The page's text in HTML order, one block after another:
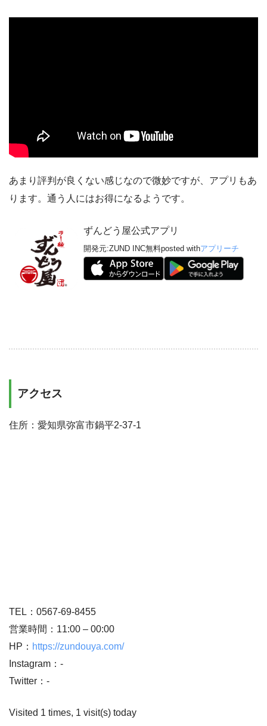
あまり評判が良くない感じなので微妙ですが、アプリもあ
ります。通う人にはお得になるようです。
ずんどう屋公式アプリ
開発元:ZUND INC無料posted withアプリーチ
アクセス
住所：愛知県弥富市鍋平2-37-1
TEL：0567-69-8455
営業時間：11:00 – 00:00
HP： https://zundouya.com/
Instagram：-
Twitter：-
Visited 1 times, 1 visit(s) today